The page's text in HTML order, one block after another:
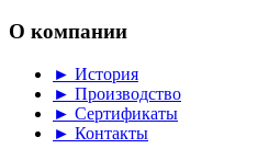
О компании
► История
► Производство
► Сертификаты
► Контакты